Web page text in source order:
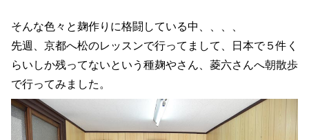
そんな色々と麹作りに格闘している中、、、、
先週、京都へ松のレッスンで行ってまして、日本で５件く
らいしか残ってないという種麹やさん、菱六さんへ朝散歩
で行ってみました。